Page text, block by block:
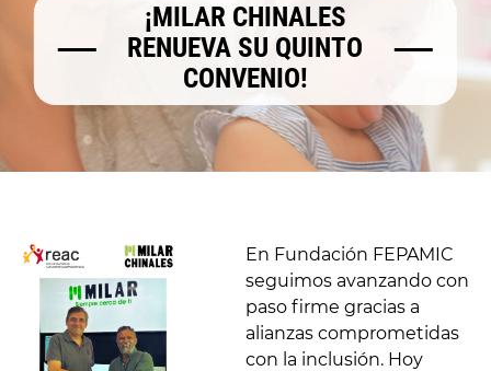
¡MILAR CHINALES
RENUEVA SU QUINTO
CONVENIO!
En Fundación FEPAMIC
seguimos avanzando con
paso firme gracias a
alianzas comprometidas
con la inclusión. Hoy